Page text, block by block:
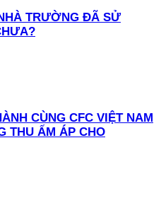
TRƯỜNG ĐÃ SỬ
CÙNG CFC VIỆT NAM
THU ẤM ÁP CHO